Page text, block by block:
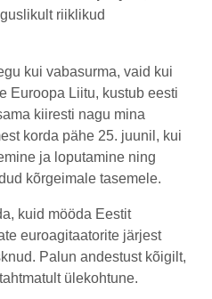
riiklikud
kui vabasurma, vaid kui
Euroopa Liitu, kustub eesti
kiiresti nagu mina
korda pähe 25. juunil, kui
ja loputamine ning
kõrgeimale tasemele.
kuid mööda Eestit
euroagitaatorite järjest
Palun andestust kõigilt,
ülekohtune.